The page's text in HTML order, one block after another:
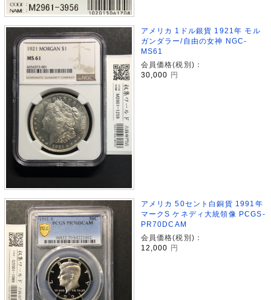
アメリカ 1ドル銀貨 1921年 モル
ガンダラー/自由の女神 NGC-
MS61
会員価格(税別)：
30,000 円
アメリカ 50セント白銅貨 1991年
マークS ケネディ大統領像 PCGS-
PR70DCAM
会員価格(税別)：
12,000 円